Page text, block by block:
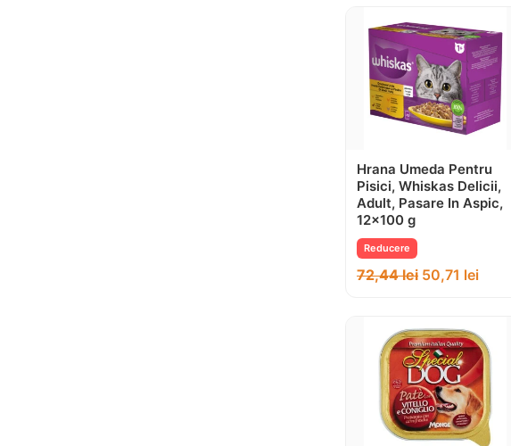
Hrana Umeda Pentru
Pisici, Whiskas Delicii,
Adult, Pasare In Aspic,
12×100 g
Reducere
72,44lei 50,71 lei